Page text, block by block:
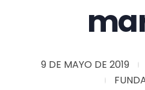
9 DE MAYO DE 2019